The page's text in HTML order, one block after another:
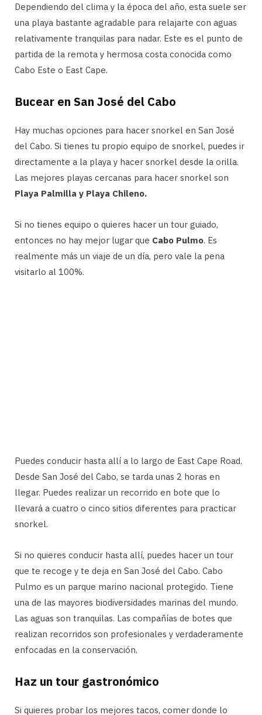
Dependiendo del clima y la época del año, esta suele ser
una playa bastante agradable para relajarte con aguas
relativamente tranquilas para nadar. Este es el punto de
partida de la remota y hermosa costa conocida como
Cabo Este o East Cape.
Bucear en San José del Cabo
Hay muchas opciones para hacer snorkel en San José
del Cabo. Si tienes tu propio equipo de snorkel, puedes ir
directamente a la playa y hacer snorkel desde la orilla.
Las mejores playas cercanas para hacer snorkel son
Playa Palmilla y Playa Chileno.
Si no tienes equipo o quieres hacer un tour guiado,
entonces no hay mejor lugar que Cabo Pulmo. Es
realmente más un viaje de un día, pero vale la pena
visitarlo al 100%.
Puedes conducir hasta allí a lo largo de East Cape Road.
Desde San José del Cabo, se tarda unas 2 horas en
llegar. Puedes realizar un recorrido en bote que lo
llevará a cuatro o cinco sitios diferentes para practicar
snorkel.
Si no quieres conducir hasta allí, puedes hacer un tour
que te recoge y te deja en San José del Cabo. Cabo
Pulmo es un parque marino nacional protegido. Tiene
una de las mayores biodiversidades marinas del mundo.
Las aguas son tranquilas. Las compañías de botes que
realizan recorridos son profesionales y verdaderamente
enfocadas en la conservación.
Haz un tour gastronómico
Si quieres probar los mejores tacos, comer donde lo